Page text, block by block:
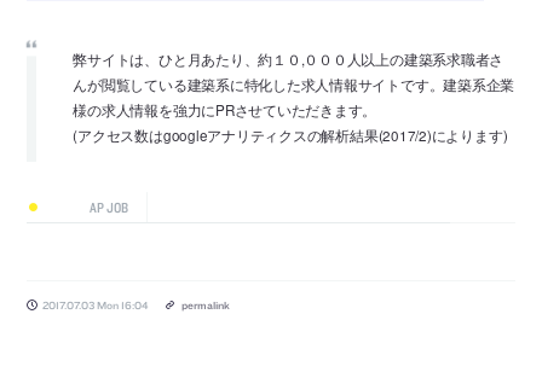
弊サイトは、ひと月あたり、約１０,０００人以上の建築系求職者さ
んが閲覧している建築系に特化した求人情報サイトです。建築系企業
様の求人情報を強力にPRさせていただきます。
(アクセス数はgoogleアナリティクスの解析結果(2017/2)によります)
AP JOB
2017.07.03 Mon 16:04 permalink